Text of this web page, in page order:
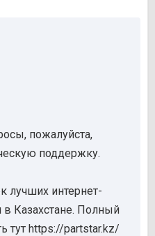
пожалуйста,
поддержку.
лучших интернет-
в Казахстане. Полный
тут https://partstar.kz/